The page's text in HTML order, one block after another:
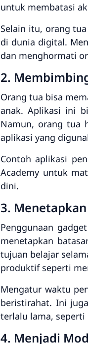
untuk membatasi
Selain itu, orang
di dunia digital.
dan menghormati
2.
Orang tua bisa
anak. Aplikasi ini
Namun, orang tua
aplikasi yang
Contoh aplikasi
Academy untuk
dini.
3.
Penggunaan
menetapkan
tujuan belajar
produktif seperti
Mengatur waktu
beristirahat. Ini
terlalu lama,
4. Menjadi